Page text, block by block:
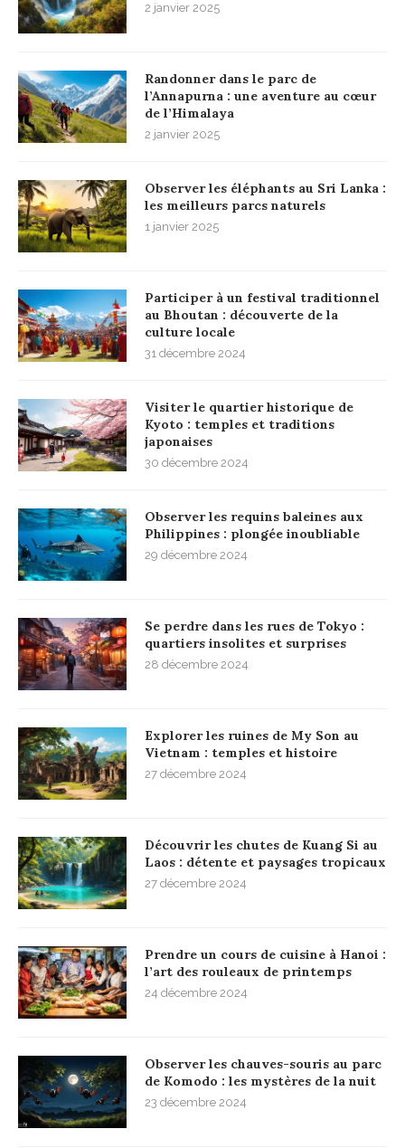
2 janvier 2025
Randonner dans le parc de
l’Annapurna : une aventure au cœur
de l’Himalaya
2 janvier 2025
Observer les éléphants au Sri Lanka :
les meilleurs parcs naturels
1 janvier 2025
Participer à un festival traditionnel
au Bhoutan : découverte de la
culture locale
31 décembre 2024
Visiter le quartier historique de
Kyoto : temples et traditions
japonaises
30 décembre 2024
Observer les requins baleines aux
Philippines : plongée inoubliable
29 décembre 2024
Se perdre dans les rues de Tokyo :
quartiers insolites et surprises
28 décembre 2024
Explorer les ruines de My Son au
Vietnam : temples et histoire
27 décembre 2024
Découvrir les chutes de Kuang Si au
Laos : détente et paysages tropicaux
27 décembre 2024
Prendre un cours de cuisine à Hanoi :
l’art des rouleaux de printemps
24 décembre 2024
Observer les chauves-souris au parc
de Komodo : les mystères de la nuit
23 décembre 2024